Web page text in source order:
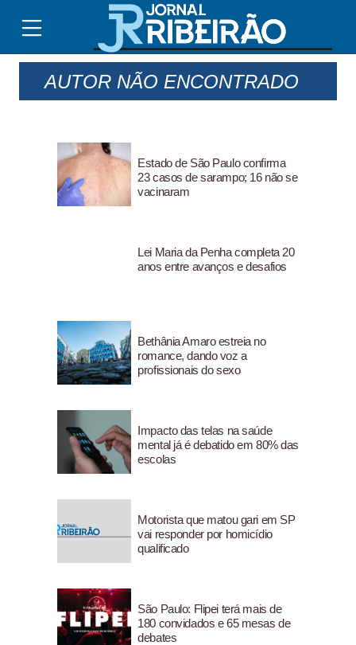
AUTOR NÃO ENCONTRADO
Estado de São Paulo confirma
23 casos de sarampo; 16 não se
vacinaram
Lei Maria da Penha completa 20
anos entre avanços e desafios
Bethânia Amaro estreia no
romance, dando voz a
profissionais do sexo
Impacto das telas na saúde
mental já é debatido em 80% das
escolas
Motorista que matou gari em SP
vai responder por homicídio
qualificado
São Paulo: Flipei terá mais de
180 convidados e 65 mesas de
debates